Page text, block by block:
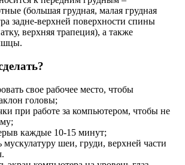
(большая грудная, малая грудная
задне-верхней поверхности спины
верхняя трапеция), а также
свое рабочее место, чтобы
головы;
при работе за компьютером, чтобы не
каждые 10-15 минут;
мускулатуру шеи, груди, верхней части